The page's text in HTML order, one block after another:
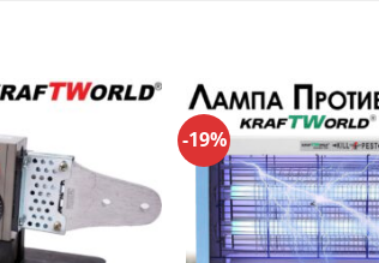
Любими
-19%